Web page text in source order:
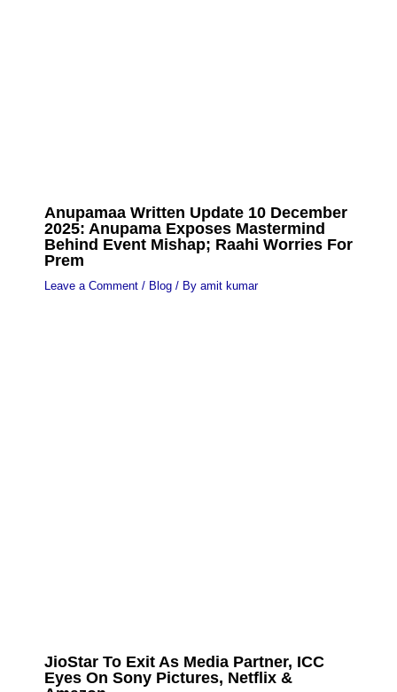
Anupamaa Written Update 10 December
2025: Anupama Exposes Mastermind
Behind Event Mishap; Raahi Worries For
Prem
Leave a Comment / Blog/ By amit kumar
JioStar To Exit As Media Partner, ICC
Eyes On Sony Pictures, Netflix &